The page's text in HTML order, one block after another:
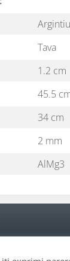
Argintiu
Tava
1.2 cm
45.5
34 cm
2 mm
AlMg3